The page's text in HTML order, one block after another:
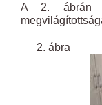
A 2. ábrán
ábra